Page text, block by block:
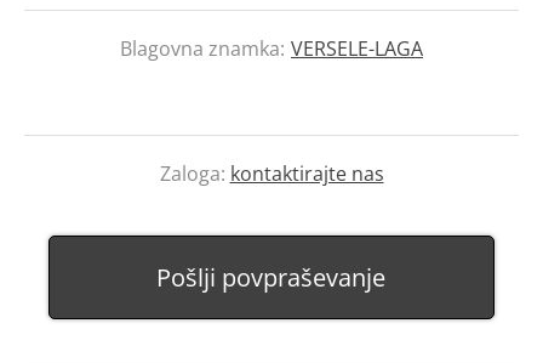
Blagovna znamka: VERSELE-LAGA
Zaloga: kontaktirajte nas
Pošlji povpraševanje